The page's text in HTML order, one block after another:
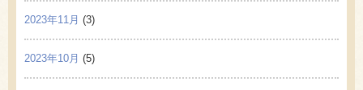
2023年11月 (3)
2023年10月 (5)